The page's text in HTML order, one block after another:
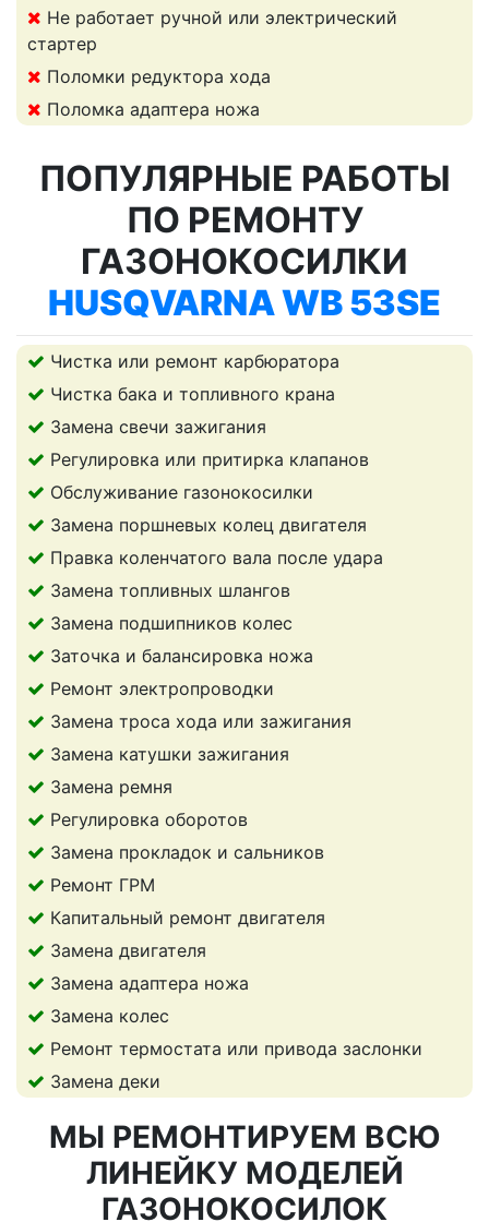
Не работает ручной или электрический
стартер
Поломки редуктора хода
Поломка адаптера ножа
ПОПУЛЯРНЫЕ РАБОТЫ
ПО РЕМОНТУ
ГАЗОНОКОСИЛКИ
HUSQVARNA WB 53SE
Чистка или ремонт карбюратора
Чистка бака и топливного крана
Замена свечи зажигания
Регулировка или притирка клапанов
Обслуживание газонокосилки
Замена поршневых колец двигателя
Правка коленчатого вала после удара
Замена топливных шлангов
Замена подшипников колес
Заточка и балансировка ножа
Ремонт электропроводки
Замена троса хода или зажигания
Замена катушки зажигания
Замена ремня
Регулировка оборотов
Замена прокладок и сальников
Ремонт ГРМ
Капитальный ремонт двигателя
Замена двигателя
Замена адаптера ножа
Замена колес
Ремонт термостата или привода заслонки
Замена деки
МЫ РЕМОНТИРУЕМ ВСЮ
ЛИНЕЙКУ МОДЕЛЕЙ
ГАЗОНОКОСИЛОК